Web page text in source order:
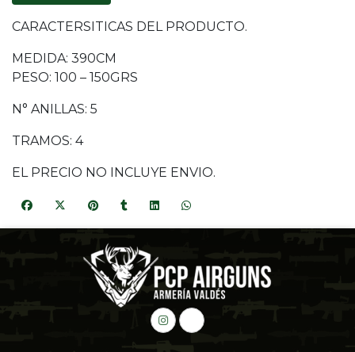
CARACTERSITICAS DEL PRODUCTO.
MEDIDA: 390CM
PESO: 100 – 150GRS
N° ANILLAS: 5
TRAMOS: 4
EL PRECIO NO INCLUYE ENVIO.